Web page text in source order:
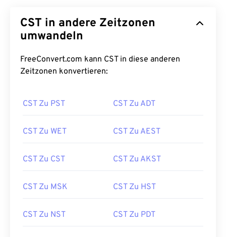
CST in andere Zeitzonen
umwandeln
FreeConvert.com kann CST in diese anderen
Zeitzonen konvertieren:
CST Zu PST CST Zu ADT
CST Zu WET CST Zu AEST
CST Zu CST CST Zu AKST
CST Zu MSK CST Zu HST
CST Zu NST CST Zu PDT